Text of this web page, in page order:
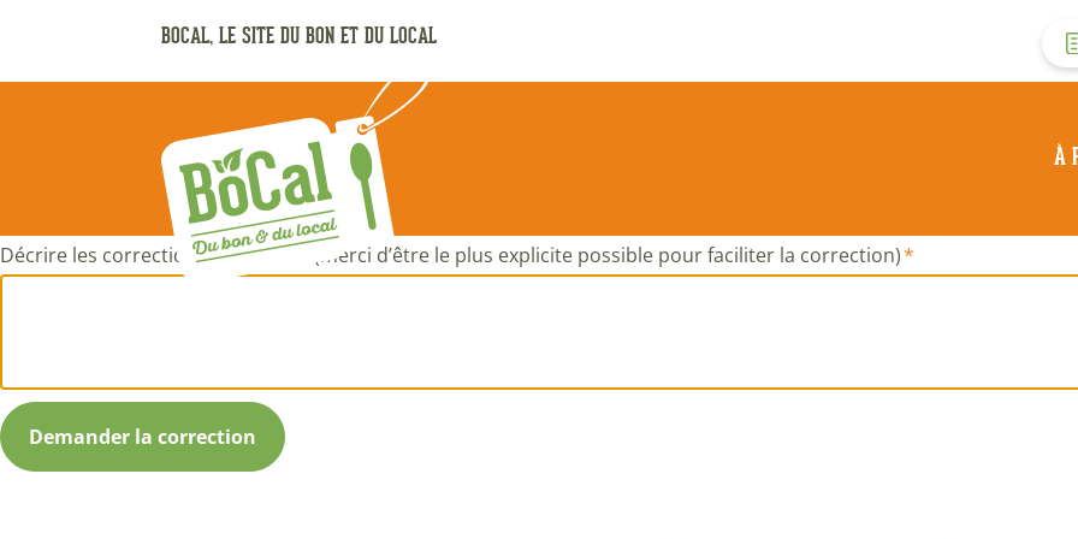
BOCAL, LE SITE DU BON ET DU LOCAL
À
Décrire les corrections à apporter (merci d’être le plus explicite possible pour faciliter la correction)